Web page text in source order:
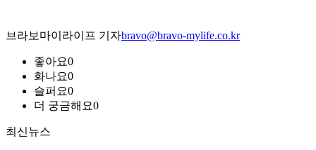
브라보마이라이프 기자bravo@bravo-mylife.co.kr
좋아요0
화나요0
슬퍼요0
더 궁금해요0
최신뉴스